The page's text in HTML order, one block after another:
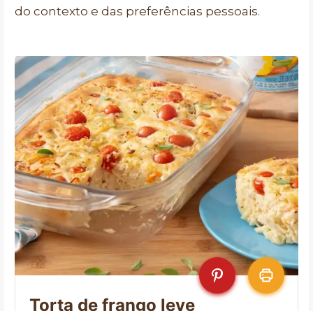
do contexto e das preferências pessoais.
Torta de frango leve